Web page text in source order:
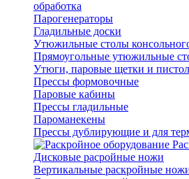
обработка
Парогенераторы
Гладильные доски
Утюжильные столы
Прямоугольные утюжильные
Утюги, паровые щетки и
Прессы формовочные
Паровые кабины
Прессы гладильные
Пароманекены
Прессы дублирующие и для
Дисковые расройные ножи
Вертикальные раскройные